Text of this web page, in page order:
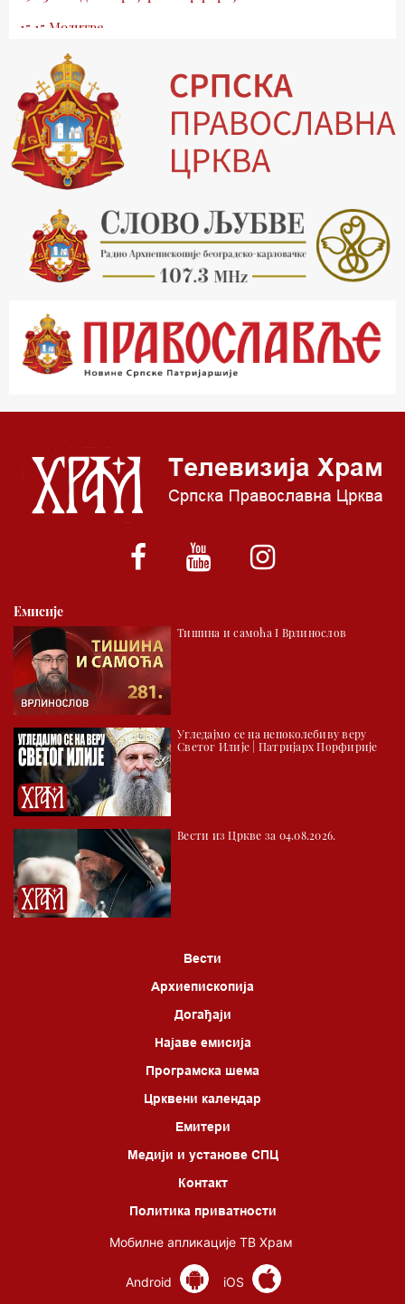
15.15 Молитве
15.30 Млади у Цркви
16.03 Српски јерарси
16.30 Хроника Архиепископије
17.03 Фолклор магазин
17.30 Тврђаве Дунава
18.03 Кроз историју Београда
18.30 Врлинослов
19.40 Вечерње молитве
20.00 Вести из Цркве
20.15 Реч Архијереја
00.03 Црквена предавања и трибине
01.03 Српски јерарси
01.30 Хроника Архиепископије
02.30 Млади у Цркви
03.03 Палета културног наслеђа
04.00 Час историје
05.30 Храм културе
06.00 Црквена предавања и трибине
*најважније вести емитујемо на сваки пун сат
Емисије
Тишина и самоћа I Врлинослов
Угледајмо се на непоколебиву веру
Светог Илије | Патријарх Порфирије
Вести из Цркве за 04.08.2026.
Вести
Архиепископија
Догађаји
Најаве емисија
Програмска шема
Црквени календар
Емитери
Медији и установе СПЦ
Контакт
Политика приватности
Мобилне апликације ТВ Храм
Android iOS